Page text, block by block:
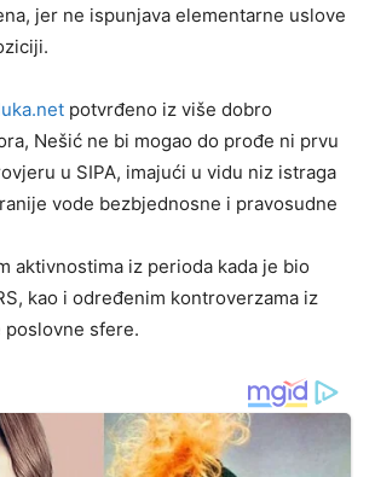
jer ne ispunjava elementarne uslove
potvrđeno iz više dobro
Nešić ne bi mogao do prođe ni prvu
u SIPA, imajući u vidu niz istraga
vode bezbjednosne i pravosudne
aktivnostima iz perioda kada je bio
kao i određenim kontroverzama iz
sfere.